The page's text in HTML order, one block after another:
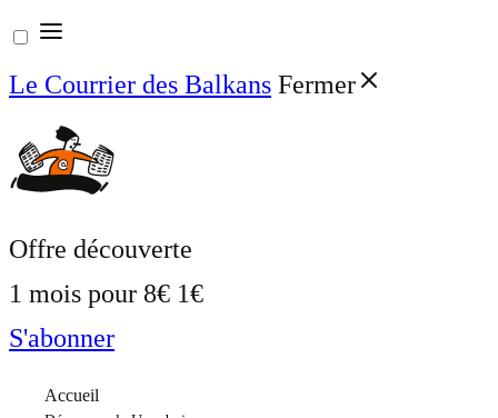
Aller
au
contenu
Le Courrier des Balkans Fermer
Offre découverte
1 mois pour 8€ 1€
S'abonner
Accueil